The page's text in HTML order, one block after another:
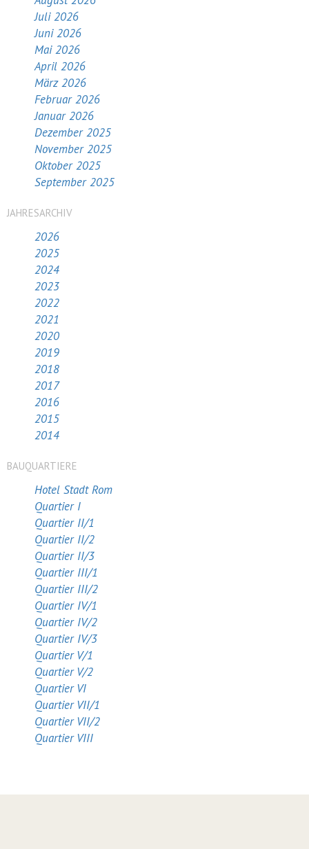
Juli 2026
Juni 2026
Mai 2026
April 2026
März 2026
Februar 2026
Januar 2026
Dezember 2025
November 2025
Oktober 2025
September 2025
JAHRESARCHIV
2026
2025
2024
2023
2022
2021
2020
2019
2018
2017
2016
2015
2014
BAUQUARTIERE
Hotel Stadt Rom
Quartier I
Quartier II/1
Quartier II/2
Quartier II/3
Quartier III/1
Quartier III/2
Quartier IV/1
Quartier IV/2
Quartier IV/3
Quartier V/1
Quartier V/2
Quartier VI
Quartier VII/1
Quartier VII/2
Quartier VIII